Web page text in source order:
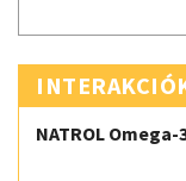
NATROL